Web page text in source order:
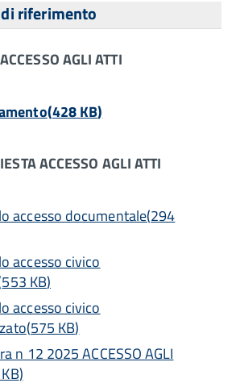
riferimento
AGLI ATTI
(428 KB)
ACCESSO AGLI ATTI
accesso documentale(294
accesso civico
553 KB)
accesso civico
(575 KB)
n 12 2025 ACCESSO AGLI
)